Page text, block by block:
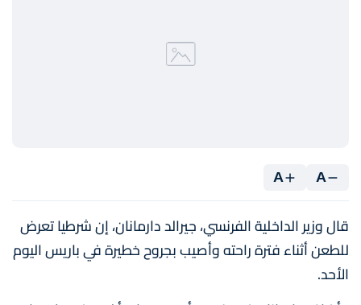
A
A
قال وزير الداخلية الفرنسي، جيرالد دارمانان، إن شرطيا تعرض
للطعن أثناء فترة راحته وأصيب بجروح خطيرة في باريس اليوم
الأحد.